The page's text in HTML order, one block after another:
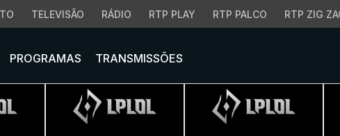
TELEVISÃO RÁDIO RTP PLAY RTP PALCO RTP ZIG
PROGRAMAS TRANSMISSÕES